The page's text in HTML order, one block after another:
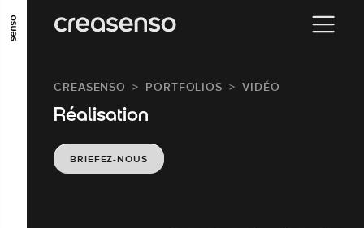
ALLER AU CONTENU PRINCIPAL
ALLER EN BAS DE PAGE
CREASENSO PORTFOLIOS VIDÉO
Réalisation
BRIEFEZ-NOUS